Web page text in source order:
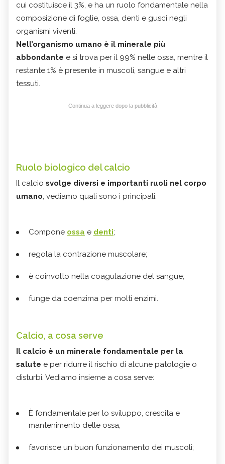
cui costituisce il 3%, e ha un ruolo fondamentale nella
composizione di foglie, ossa, denti e gusci negli
organismi viventi.
Nell’organismo umano è il minerale più
abbondante e si trova per il 99% nelle ossa, mentre il
restante 1% è presente in muscoli, sangue e altri
tessuti.
Continua a leggere dopo la pubblicità
Ruolo biologico del calcio
Il calcio svolge diversi e importanti ruoli nel corpo
umano, vediamo quali sono i principali:
Compone ossa e denti;
regola la contrazione muscolare;
è coinvolto nella coagulazione del sangue;
funge da coenzima per molti enzimi.
Calcio, a cosa serve
Il calcio è un minerale fondamentale per la
salute e per ridurre il rischio di alcune patologie o
disturbi. Vediamo insieme a cosa serve:
È fondamentale per lo sviluppo, crescita e
mantenimento delle ossa;
favorisce un buon funzionamento dei muscoli;